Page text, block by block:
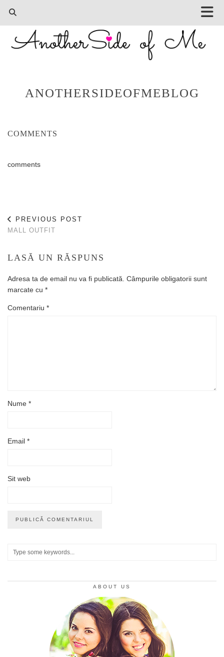
ANOTHERSIDEOFMEBLOG
COMMENTS
comments
PREVIOUS POST
MALL OUTFIT
LASĂ UN RĂSPUNS
Adresa ta de email nu va fi publicată. Câmpurile obligatorii sunt
marcate cu *
Comentariu *
Nume *
Email *
Sit web
ABOUT US